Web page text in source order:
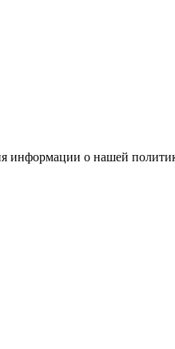
информации о нашей